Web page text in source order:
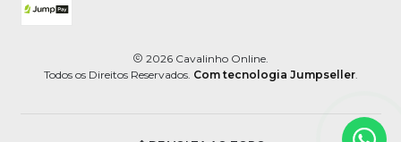
2026 Cavalinho Online.
Todos os Direitos Reservados. Com tecnologia Jumpseller.